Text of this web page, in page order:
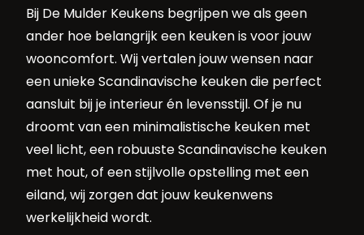
Bij De Mulder Keukens begrijpen we als geen
ander hoe belangrijk een keuken is voor jouw
wooncomfort. Wij vertalen jouw wensen naar
een unieke Scandinavische keuken die perfect
aansluit bij je interieur én levensstijl. Of je nu
droomt van een minimalistische keuken met
veel licht, een robuuste Scandinavische keuken
met hout, of een stijlvolle opstelling met een
eiland, wij zorgen dat jouw keukenwens
werkelijkheid wordt.